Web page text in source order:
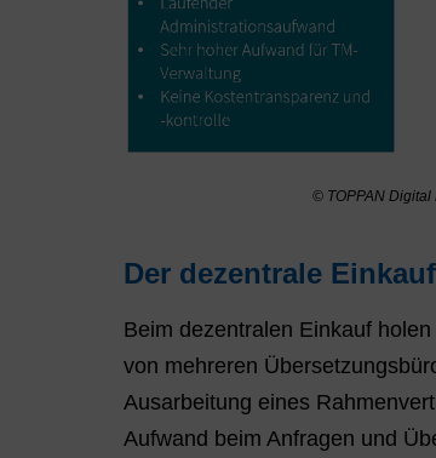
© TOPPAN
Der dezentrale
Beim dezentralen Einkauf
von mehreren
Ausarbeitung eines
Aufwand beim Anfragen und